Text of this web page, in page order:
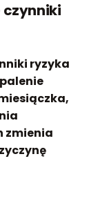
czynniki
ryzyka
zmienia